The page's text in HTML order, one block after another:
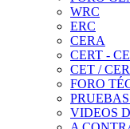
ERC
CERA
CERT -
CET / CER
FORO
VIDEOS
A
TIENDA